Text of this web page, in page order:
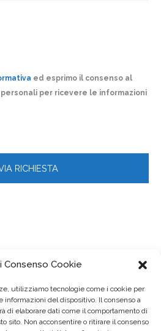
Consenso Cookie
utilizziamo tecnologie come i cookie per
del dispositivo. Il consenso a
di elaborare dati come il comportamento di
sito. Non acconsentire o ritirare il consenso
ed esprimo il consenso al
per ricevere le informazioni